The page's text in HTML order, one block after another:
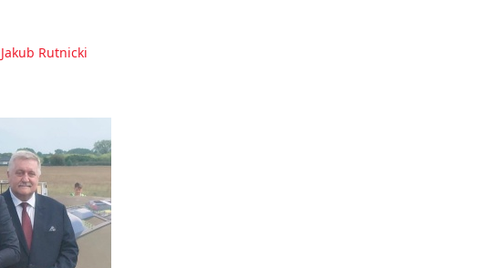
Jakub Rutnicki